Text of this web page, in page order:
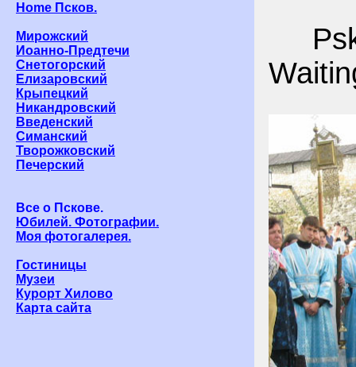
Home Псков.
Мирожский
Иоанно-Предтечи
Снетогорский
Елизаровский
Крыпецкий
Никандровский
Введенский
Симанский
Творожковский
Печерский
Все о Пскове.
Юбилей. Фотографии.
Моя фотогалерея.
Гостиницы
Музеи
Курорт Хилово
Карта сайта